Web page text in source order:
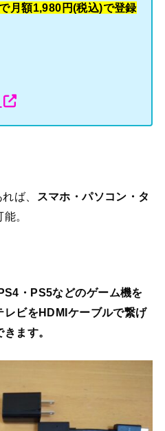
月額1,980円(税込)で登録
ば、
スマホ・パソコン・タ
。
・PS5などのゲーム機を
ビをHDMIケーブルで繋げ
ます。